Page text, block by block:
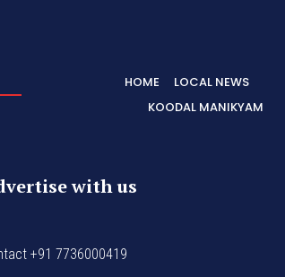
HOME
LOCAL NEWS
KOODAL MANIKYAM
with us
+91 7736000419